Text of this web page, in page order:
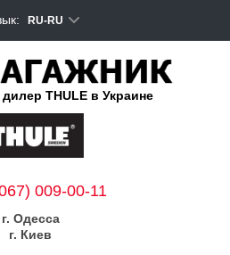
RU-RU
THULE в Украине
009-00-11
г. Одесса
г. Киев